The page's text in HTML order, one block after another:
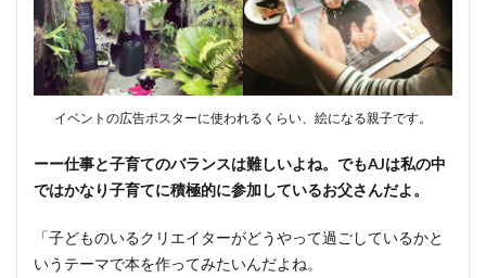
イベントの広告ポスターに使われるくらい、絵になる親子です。
ーー仕事と子育てのバランスは難しいよね。でもAJは私の中
ではかなり子育てに積極的に参加しているお父さんだよ。
「子どものいるクリエイターがどうやって過ごしているかと
いうテーマで本を作ってみたいんだよね。